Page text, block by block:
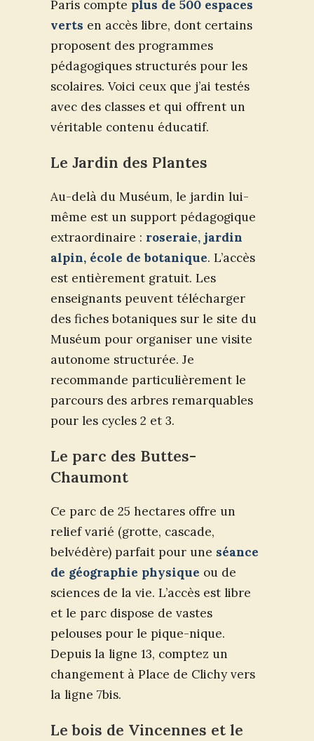
Paris compte plus de 500 espaces
verts en accès libre, dont certains
proposent des programmes
pédagogiques structurés pour les
scolaires. Voici ceux que j’ai testés
avec des classes et qui offrent un
véritable contenu éducatif.
Le Jardin des Plantes
Au-delà du Muséum, le jardin lui-
même est un support pédagogique
extraordinaire : roseraie, jardin
alpin, école de botanique. L’accès
est entièrement gratuit. Les
enseignants peuvent télécharger
des fiches botaniques sur le site du
Muséum pour organiser une visite
autonome structurée. Je
recommande particulièrement le
parcours des arbres remarquables
pour les cycles 2 et 3.
Le parc des Buttes-
Chaumont
Ce parc de 25 hectares offre un
relief varié (grotte, cascade,
belvédère) parfait pour une séance
de géographie physique ou de
sciences de la vie. L’accès est libre
et le parc dispose de vastes
pelouses pour le pique-nique.
Depuis la ligne 13, comptez un
changement à Place de Clichy vers
la ligne 7bis.
Le bois de Vincennes et le